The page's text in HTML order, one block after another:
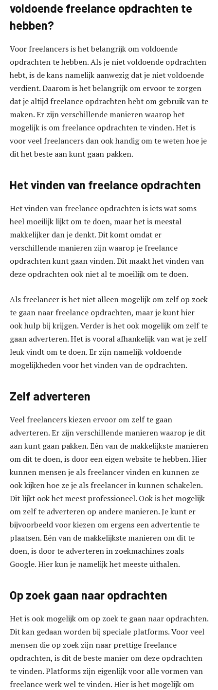
voldoende freelance opdrachten te
hebben?
Voor freelancers is het belangrijk om voldoende
opdrachten te hebben. Als je niet voldoende opdrachten
hebt, is de kans namelijk aanwezig dat je niet voldoende
verdient. Daarom is het belangrijk om ervoor te zorgen
dat je altijd freelance opdrachten hebt om gebruik van te
maken. Er zijn verschillende manieren waarop het
mogelijk is om freelance opdrachten te vinden. Het is
voor veel freelancers dan ook handig om te weten hoe je
dit het beste aan kunt gaan pakken.
Het vinden van freelance opdrachten
Het vinden van freelance opdrachten is iets wat soms
heel moeilijk lijkt om te doen, maar het is meestal
makkelijker dan je denkt. Dit komt omdat er
verschillende manieren zijn waarop je freelance
opdrachten kunt gaan vinden. Dit maakt het vinden van
deze opdrachten ook niet al te moeilijk om te doen.
Als freelancer is het niet alleen mogelijk om zelf op zoek
te gaan naar freelance opdrachten, maar je kunt hier
ook hulp bij krijgen. Verder is het ook mogelijk om zelf te
gaan adverteren. Het is vooral afhankelijk van wat je zelf
leuk vindt om te doen. Er zijn namelijk voldoende
mogelijkheden voor het vinden van de opdrachten.
Zelf adverteren
Veel freelancers kiezen ervoor om zelf te gaan
adverteren. Er zijn verschillende manieren waarop je dit
aan kunt gaan pakken. Eén van de makkelijkste manieren
om dit te doen, is door een eigen website te hebben. Hier
kunnen mensen je als freelancer vinden en kunnen ze
ook kijken hoe ze je als freelancer in kunnen schakelen.
Dit lijkt ook het meest professioneel. Ook is het mogelijk
om zelf te adverteren op andere manieren. Je kunt er
bijvoorbeeld voor kiezen om ergens een advertentie te
plaatsen. Eén van de makkelijkste manieren om dit te
doen, is door te adverteren in zoekmachines zoals
Google. Hier kun je namelijk het meeste uithalen.
Op zoek gaan naar opdrachten
Het is ook mogelijk om op zoek te gaan naar opdrachten.
Dit kan gedaan worden bij speciale platforms. Voor veel
mensen die op zoek zijn naar prettige freelance
opdrachten, is dit de beste manier om deze opdrachten
te vinden. Platforms zijn eigenlijk voor alle vormen van
freelance werk wel te vinden. Hier is het mogelijk om